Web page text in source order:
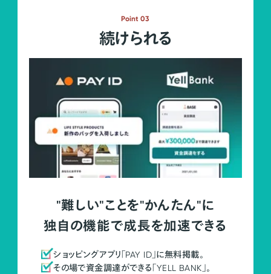
Point 03
続けられる
"難しい"ことを"かんたん"に
独自の機能で成長を加速できる
ショッピングアプリ「PAY ID」に無料掲載。
その場で資金調達ができる「YELL BANK」。